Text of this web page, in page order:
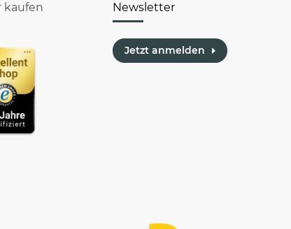
kaufen Newsletter
Jetzt anmelden